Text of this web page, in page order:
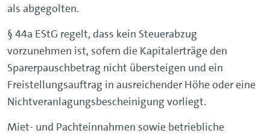
als abgegolten.
§ 44a EStG regelt, dass kein Steuerabzug
vorzunehmen ist, sofern die Kapitalerträge den
Sparerpauschbetrag nicht übersteigen und ein
Freistellungsauftrag in ausreichender Höhe oder eine
Nichtveranlagungsbescheinigung vorliegt.
Miet- und Pachteinnahmen sowie betriebliche